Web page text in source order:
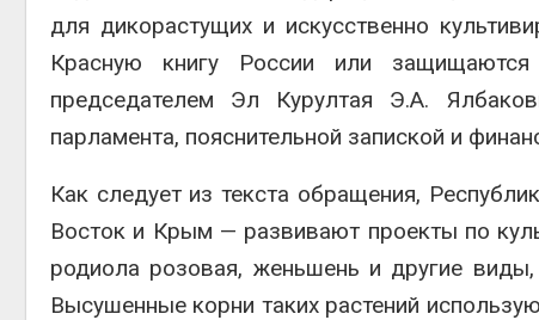
для дикорастущих и искусственно
Красную книгу России или защищаются
председателем Эл Курултая Э.А.
парламента, пояснительной запиской и
Как следует из текста обращения,
Восток и Крым — развивают проекты по
родиола розовая, женьшень и другие
Высушенные корни таких растений